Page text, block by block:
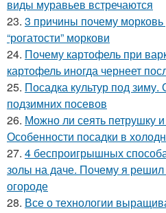
виды муравьев встречаются
23. 3 причины почему
“рогатости” моркови
24. Почему картофель при
картофель иногда чернеет
25. Посадка культур под
подзимних посевов
26. Можно ли сеять петрушку
Особенности посадки в
27. 4 беспроигрышных
золы на даче. Почему я решил
огороде
28. Все о технологии